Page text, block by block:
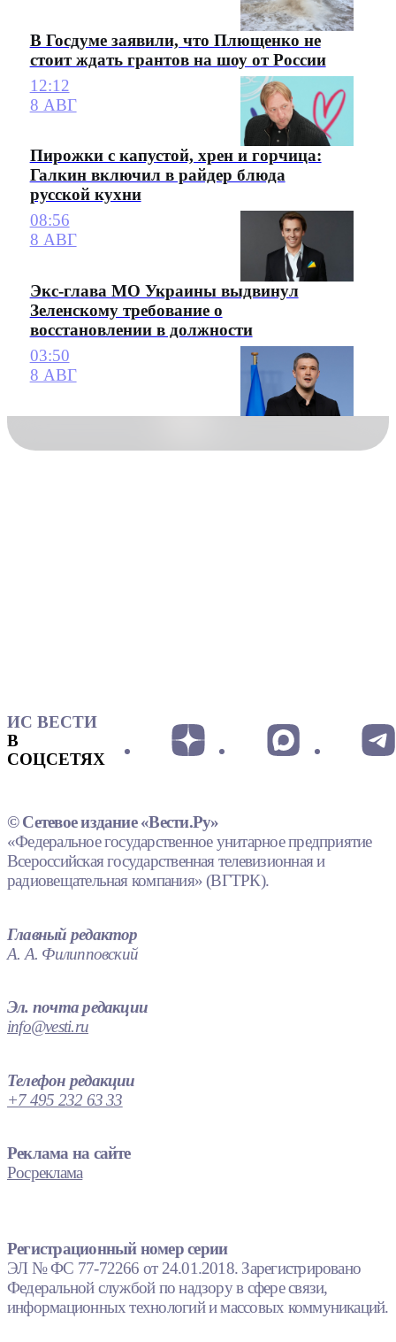
В Госдуме заявили, что Плющенко не
стоит ждать грантов на шоу от России
12:12
8 АВГ
Пирожки с капустой, хрен и горчица:
Галкин включил в райдер блюда
русской кухни
08:56
8 АВГ
Экс-глава МО Украины выдвинул
Зеленскому требование о
восстановлении в должности
03:50
8 АВГ
ИС ВЕСТИ
В
СОЦСЕТЯХ
© Сетевое издание «Вести.Ру»
«Федеральное государственное унитарное предприятие
Всероссийская государственная телевизионная и
радиовещательная компания» (ВГТРК).
Главный редактор
А. А. Филипповский
Эл. почта редакции
info@vesti.ru
Телефон редакции
+7 495 232 63 33
Реклама на сайте
Росреклама
Регистрационный номер серии
ЭЛ № ФС 77-72266 от 24.01.2018. Зарегистрировано
Федеральной службой по надзору в сфере связи,
информационных технологий и массовых коммуникаций.